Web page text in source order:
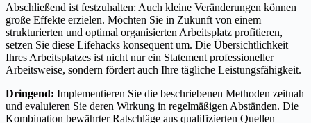
Abschließend ist festzuhalten: Auch kleine Veränderungen können
große Effekte erzielen. Möchten Sie in Zukunft von einem
strukturierten und optimal organisierten Arbeitsplatz profitieren,
setzen Sie diese Lifehacks konsequent um. Die Übersichtlichkeit
Ihres Arbeitsplatzes ist nicht nur ein Statement professioneller
Arbeitsweise, sondern fördert auch Ihre tägliche Leistungsfähigkeit.
Dringend: Implementieren Sie die beschriebenen Methoden zeitnah
und evaluieren Sie deren Wirkung in regelmäßigen Abständen. Die
Kombination bewährter Ratschläge aus qualifizierten Quellen